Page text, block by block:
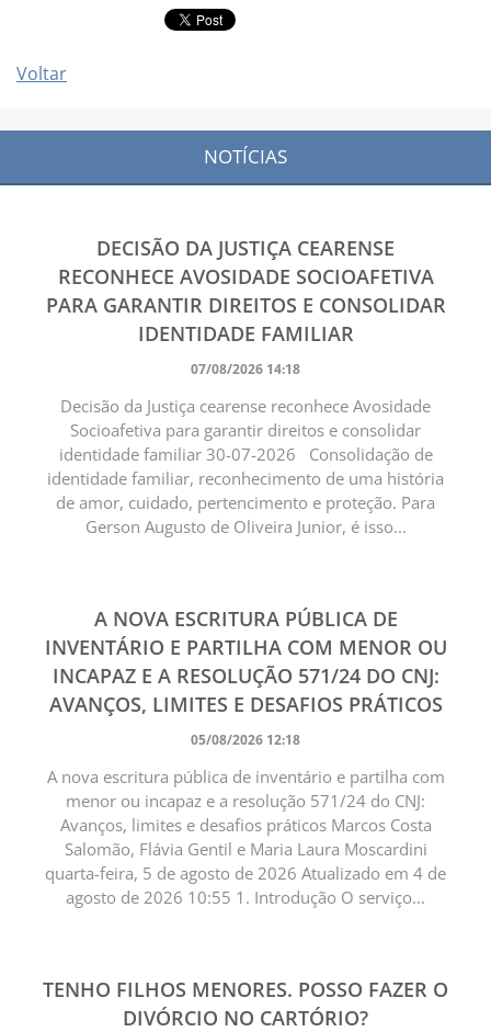
Voltar
NOTÍCIAS
DECISÃO DA JUSTIÇA CEARENSE
RECONHECE AVOSIDADE SOCIOAFETIVA
PARA GARANTIR DIREITOS E CONSOLIDAR
IDENTIDADE FAMILIAR
07/08/2026 14:18
Decisão da Justiça cearense reconhece Avosidade
Socioafetiva para garantir direitos e consolidar
identidade familiar 30-07-2026 Consolidação de
identidade familiar, reconhecimento de uma história
de amor, cuidado, pertencimento e proteção. Para
Gerson Augusto de Oliveira Junior, é isso...
A NOVA ESCRITURA PÚBLICA DE
INVENTÁRIO E PARTILHA COM MENOR OU
INCAPAZ E A RESOLUÇÃO 571/24 DO CNJ:
AVANÇOS, LIMITES E DESAFIOS PRÁTICOS
05/08/2026 12:18
A nova escritura pública de inventário e partilha com
menor ou incapaz e a resolução 571/24 do CNJ:
Avanços, limites e desafios práticos Marcos Costa
Salomão, Flávia Gentil e Maria Laura Moscardini
quarta-feira, 5 de agosto de 2026 Atualizado em 4 de
agosto de 2026 10:55 1. Introdução O serviço...
TENHO FILHOS MENORES. POSSO FAZER O
DIVÓRCIO NO CARTÓRIO?